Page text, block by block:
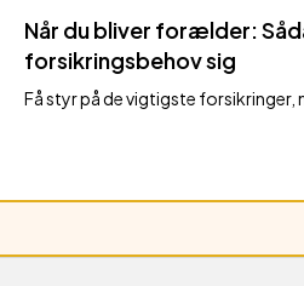
Når du bliver forælder:
forsikringsbehov sig
Få styr på de vigtigste forsikringer,